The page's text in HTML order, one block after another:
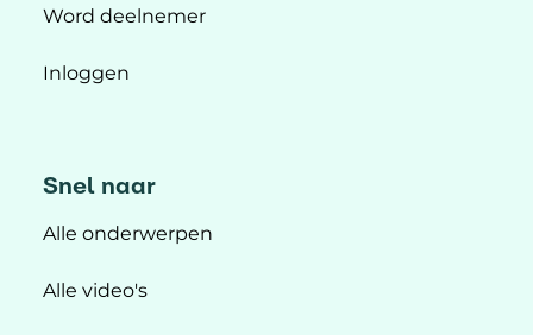
Word deelnemer
Inloggen
Snel naar
Alle onderwerpen
Alle video's